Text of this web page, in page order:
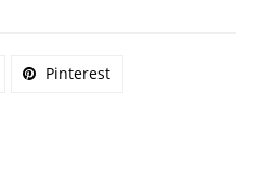
Pinterest